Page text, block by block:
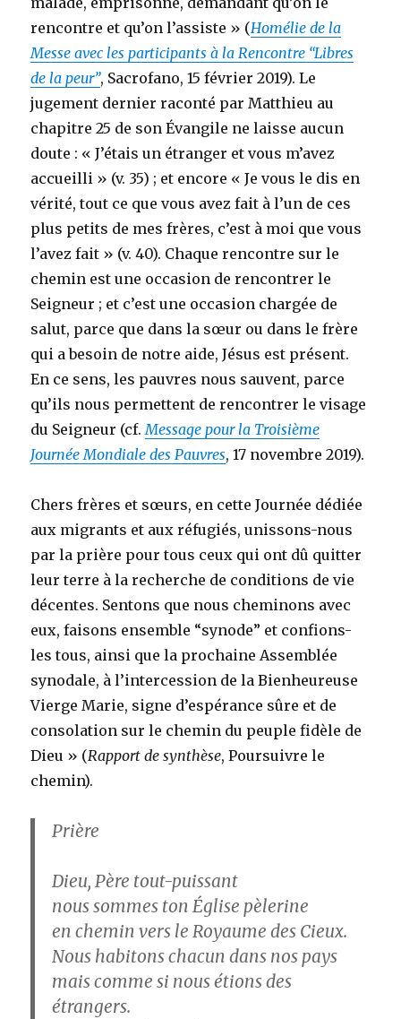
rencontre et qu’on l’assiste » (Homélie de la
Messe avec les participants à la Rencontre “Libres
de la peur”, Sacrofano, 15 février 2019). Le
jugement dernier raconté par Matthieu au
chapitre 25 de son Évangile ne laisse aucun
doute : « J’étais un étranger et vous m’avez
accueilli » (v. 35) ; et encore « Je vous le dis en
vérité, tout ce que vous avez fait à l’un de ces
plus petits de mes frères, c’est à moi que vous
l’avez fait » (v. 40). Chaque rencontre sur le
chemin est une occasion de rencontrer le
Seigneur ; et c’est une occasion chargée de
salut, parce que dans la sœur ou dans le frère
qui a besoin de notre aide, Jésus est présent.
En ce sens, les pauvres nous sauvent, parce
qu’ils nous permettent de rencontrer le visage
du Seigneur (cf.Message pour la Troisième
Journée Mondiale des Pauvres, 17 novembre 2019).
Chers frères et sœurs, en cette Journée dédiée
aux migrants et aux réfugiés, unissons-nous
par la prière pour tous ceux qui ont dû quitter
leur terre à la recherche de conditions de vie
décentes. Sentons que nous cheminons avec
eux, faisons ensemble “synode” et confions-
les tous, ainsi que la prochaine Assemblée
synodale, à l’intercession de la Bienheureuse
Vierge Marie, signe d’espérance sûre et de
consolation sur le chemin du peuple fidèle de
Dieu » (Rapport de synthèse, Poursuivre le
chemin).
Prière
Dieu, Père tout-puissant
nous sommes ton Église pèlerine
en chemin vers le Royaume des Cieux.
Nous habitons chacun dans nos pays
mais comme si nous étions des
étrangers.